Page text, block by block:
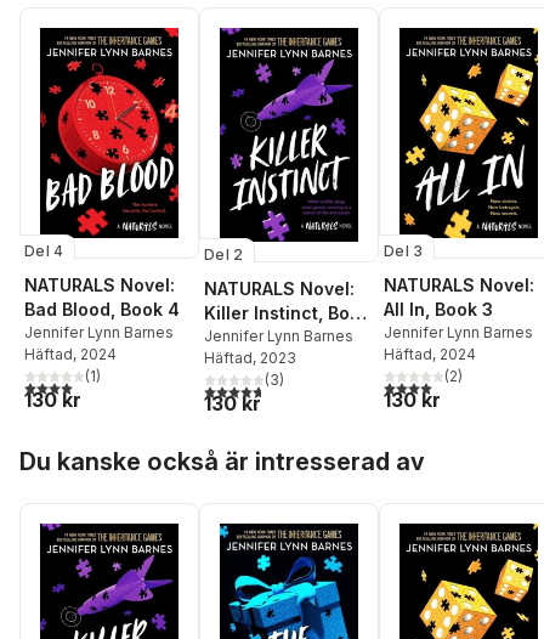
Del 4
NATURALS Novel:
Bad Blood, Book 4
Jennifer Lynn Barnes
Häftad, 2024
4,0utav 5 stjärnor. Totalt antal röster:
(1)
130 kr
Del 2
NATURALS Novel:
Killer Instinct, Book
2
Jennifer Lynn Barnes
Häftad, 2023
4,7utav 5 stjärnor. Totalt antal röster:
(3)
130 kr
Del 3
NATURALS Novel:
All In, Book 3
Jennifer Lynn Barnes
Häftad, 2024
4,0utav 5 stjärnor.
(2)
130 kr
Du kanske också är intresserad av